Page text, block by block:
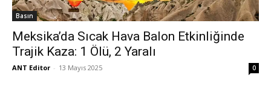
Basın
Meksika’da Sıcak Hava Balon Etkinliğinde
Trajik Kaza: 1 Ölü, 2 Yaralı
ANT Editor - 13 Mayıs 2025 0